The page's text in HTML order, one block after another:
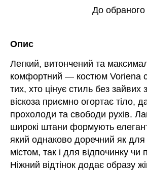
До обраного
Опис
Легкий, витончений та
комфортний — костюм Voriena
тих, хто цінує стиль без зайвих
віскоза приємно огортає тіло,
прохолоди та свободи рухів.
широкі штани формують
який однаково доречний як для
містом, так і для відпочинку
Ніжний відтінок додає образу